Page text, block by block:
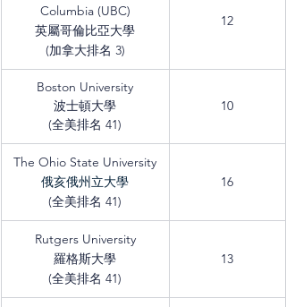
Columbia (UBC)
英屬哥倫比亞大學
(加拿大排名 3)
12
Boston University
波士頓大學
(全美排名 41)
10
The Ohio State University
俄亥俄州立大學
(全美排名 41)
16
Rutgers University
羅格斯大學
(全美排名 41)
13